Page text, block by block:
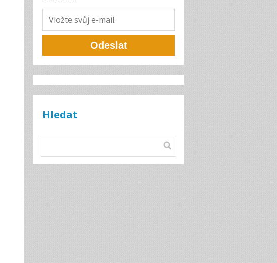
Odeslat
Hledat